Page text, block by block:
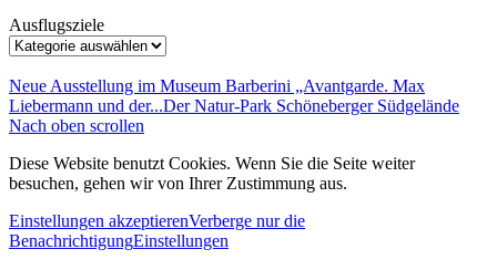
Ausflugsziele
Neue Ausstellung im Museum Barberini „Avantgarde. Max
Liebermann und der...Der Natur-Park Schöneberger Südgelände
Nach oben scrollen
Diese Website benutzt Cookies. Wenn Sie die Seite weiter
besuchen, gehen wir von Ihrer Zustimmung aus.
Einstellungen akzeptierenVerberge nur die
BenachrichtigungEinstellungen